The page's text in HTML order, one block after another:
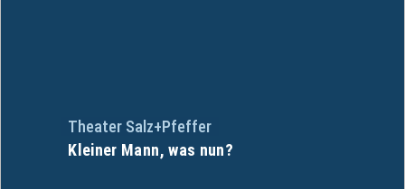
Theater Salz+Pfeffer
Kleiner Mann, was nun?